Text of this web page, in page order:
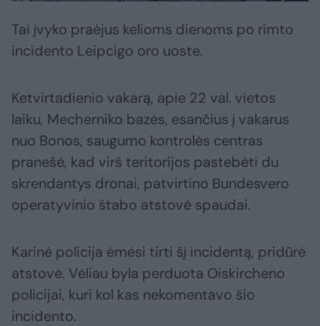
Tai įvyko praėjus kelioms dienoms po rimto
incidento Leipcigo oro uoste.
Ketvirtadienio vakarą, apie 22 val. vietos
laiku, Mecherniko bazės, esančius į vakarus
nuo Bonos, saugumo kontrolės centras
pranešė, kad virš teritorijos pastebėti du
skrendantys dronai, patvirtino Bundesvero
operatyvinio štabo atstovė spaudai.
Karinė policija ėmėsi tirti šį incidentą, pridūrė
atstovė. Vėliau byla perduota Oiskircheno
policijai, kuri kol kas nekomentavo šio
incidento.